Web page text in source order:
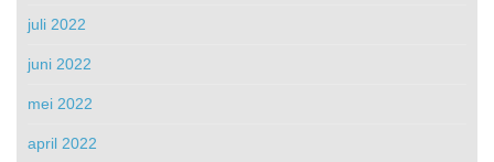
juli 2022
juni 2022
mei 2022
april 2022